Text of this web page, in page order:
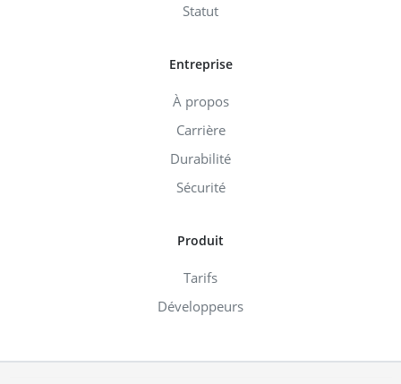
Statut
Entreprise
À propos
Carrière
Durabilité
Sécurité
Produit
Tarifs
Développeurs